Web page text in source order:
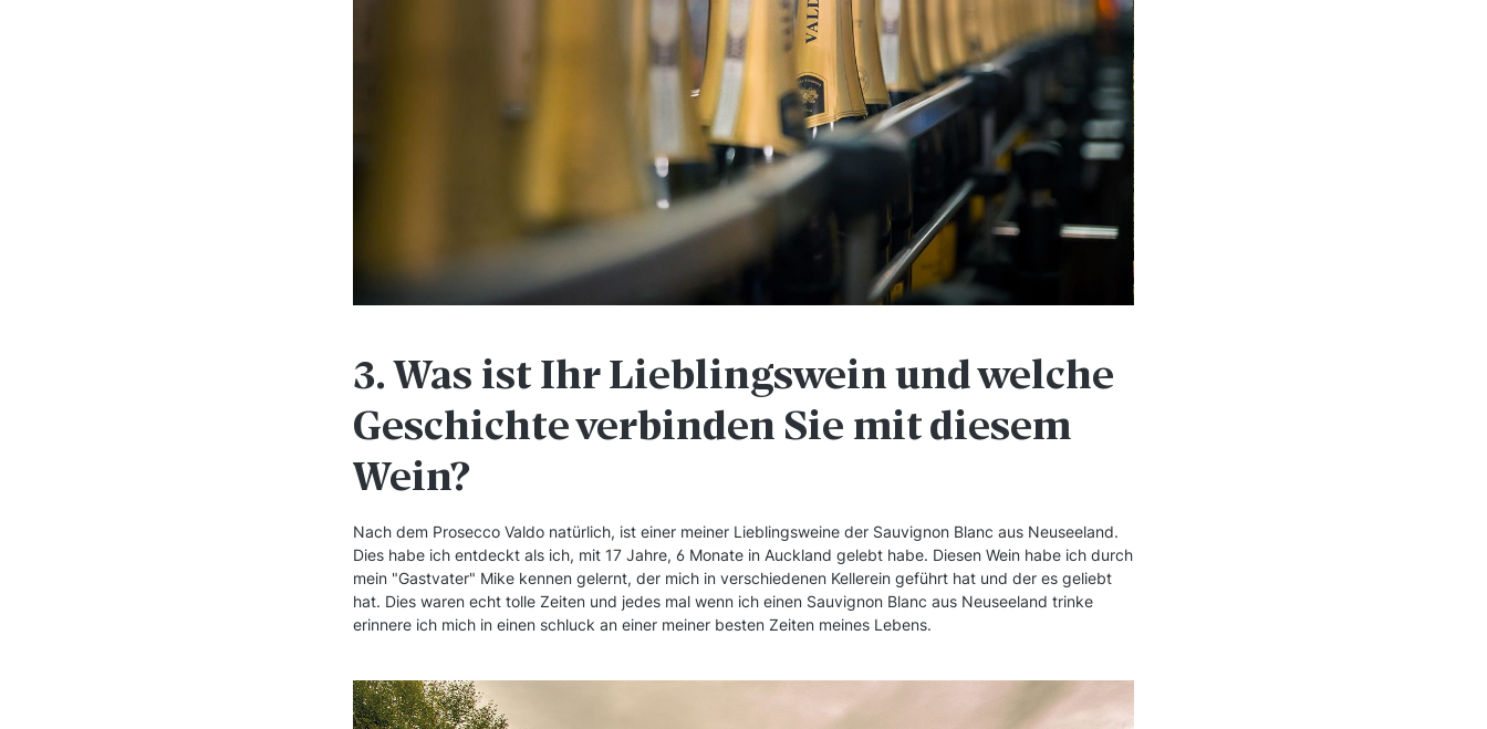
3. Was ist Ihr Lieblingswein und welche
Geschichte verbinden Sie mit diesem
Wein?
Nach dem Prosecco Valdo natürlich, ist einer meiner Lieblingsweine der Sauvignon Blanc aus Neuseeland.
Dies habe ich entdeckt als ich, mit 17 Jahre, 6 Monate in Auckland gelebt habe. Diesen Wein habe ich durch
mein "Gastvater" Mike kennen gelernt, der mich in verschiedenen Kellerein geführt hat und der es geliebt
hat. Dies waren echt tolle Zeiten und jedes mal wenn ich einen Sauvignon Blanc aus Neuseeland trinke
erinnere ich mich in einen schluck an einer meiner besten Zeiten meines Lebens.